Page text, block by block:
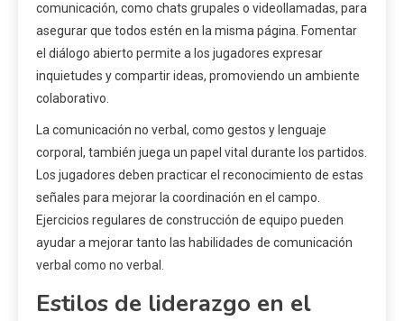
comunicación, como chats grupales o videollamadas, para
asegurar que todos estén en la misma página. Fomentar
el diálogo abierto permite a los jugadores expresar
inquietudes y compartir ideas, promoviendo un ambiente
colaborativo.
La comunicación no verbal, como gestos y lenguaje
corporal, también juega un papel vital durante los partidos.
Los jugadores deben practicar el reconocimiento de estas
señales para mejorar la coordinación en el campo.
Ejercicios regulares de construcción de equipo pueden
ayudar a mejorar tanto las habilidades de comunicación
verbal como no verbal.
Estilos de liderazgo en el